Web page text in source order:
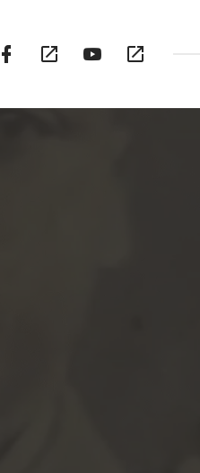
Facebook
Profile
Google
Play
YouTube
Channel